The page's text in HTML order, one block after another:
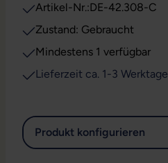
Artikel-Nr.:DE-42.308-C
Zustand: Gebraucht
Mindestens 1 verfügbar
Lieferzeit ca. 1-3 Werktage
Produkt konfigurieren